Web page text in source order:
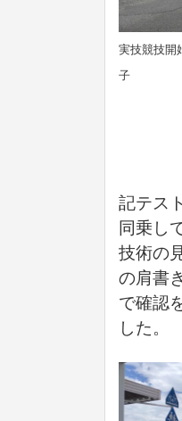
実技競技開
記テス
同乗し
技術の
の肩書
で確認
した。